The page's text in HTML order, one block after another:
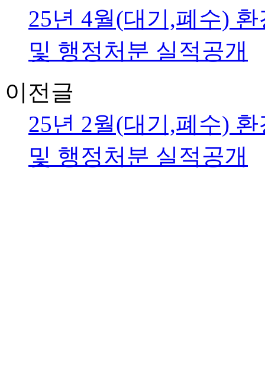
25년 4월(대기,폐수)
및 행정처분 실적공개
이전글
25년 2월(대기,폐수)
및 행정처분 실적공개